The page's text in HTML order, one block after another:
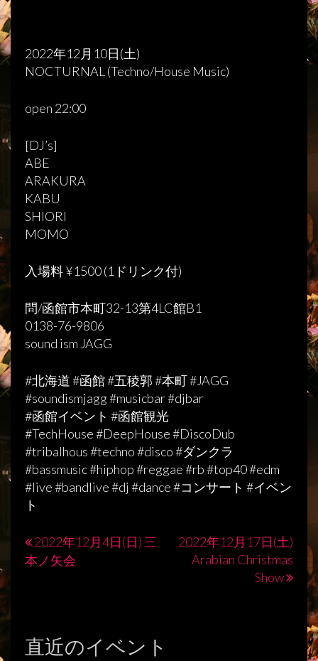
2022年12月10日(土)
NOCTURNAL (Techno/House Music)
open 22:00
[DJ’s]
ABE
ARAKURA
KABU
SHIORI
MOMO
入場料 ¥1500 (1ドリンク付)
問/函館市本町32-13第4LC館B1
0138-76-9806
sound ism JAGG
#北海道 #函館 #五稜郭 #本町 #JAGG
#soundismjagg #musicbar #djbar
#函館イベント #函館観光
#TechHouse #DeepHouse #DiscoDub
#tribalhous #techno #disco #ダンクラ
#bassmusic #hiphop #reggae #rb #top40 #edm
#live #bandlive #dj #dance #コンサート #イベン
ト
投
ゲ
2022年12月4日(日) 三
本ノ矢会
2022年12月17日(土)
Arabian Christmas
Show
直近のイベント